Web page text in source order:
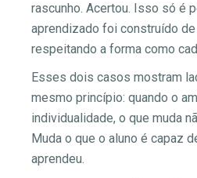
rascunho. Acertou. Isso só é
aprendizado foi construído
respeitando a forma como
Esses dois casos mostram
mesmo princípio: quando o
individualidade, o que muda
Muda o que o aluno é capaz
aprendeu.